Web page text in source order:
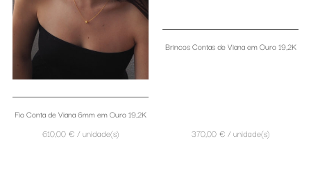
Fio Conta de Viana 6mm em Ouro 19,2K
610,00 € / unidade(s)
Brincos Contas de Viana em Ouro 19,2K
370,00 € / unidade(s)